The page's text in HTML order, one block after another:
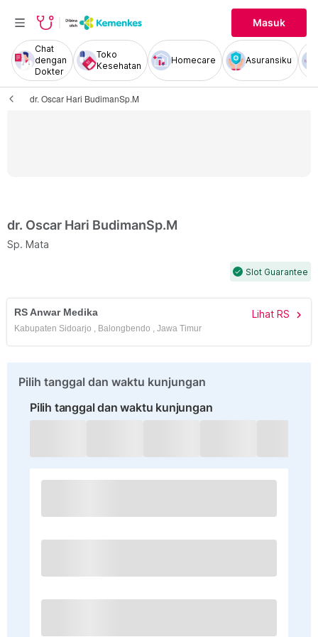
Masuk
Chat
dengan
Dokter
Toko
Kesehatan
Homecare Asuransiku
dr. Oscar Hari BudimanSp.M
dr. Oscar Hari BudimanSp.M
Sp. Mata
check Slot Guarantee
RS Anwar Medika Lihat RS chevron_right
Kabupaten Sidoarjo , Balongbendo , Jawa Timur
Pilih tanggal dan waktu kunjungan
Pilih tanggal dan waktu kunjungan